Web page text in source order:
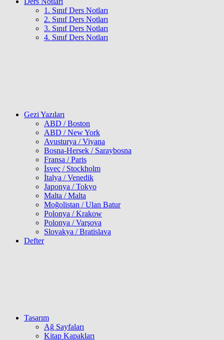
1. Sınıf Ders Notları
2. Sınıf Ders Notları
3. Sınıf Ders Notları
4. Sınıf Ders Notları
Gezi Yazıları
ABD / Boston
ABD / New York
Avusturya / Viyana
Bosna-Hersek / Saraybosna
Fransa / Paris
İsveç / Stockholm
İtalya / Venedik
Japonya / Tokyo
Malta / Malta
Moğolistan / Ulan Batur
Polonya / Krakow
Polonya / Varşova
Slovakya / Bratislava
Defter
Tasarım
Ağ Sayfaları
Kitap Kapakları